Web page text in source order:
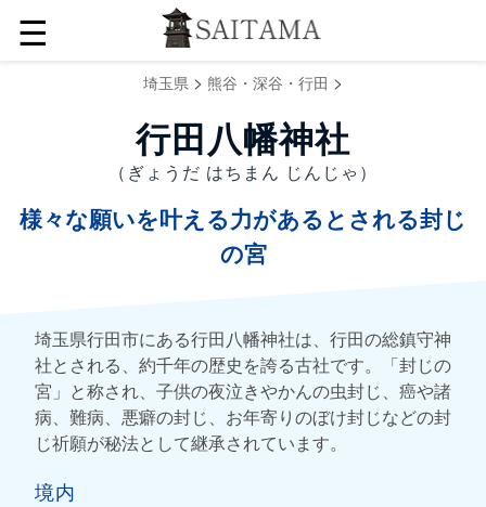
☰
埼玉県 > 熊谷・深谷・行田 >
行田八幡神社
（ぎょうだ はちまん じんじゃ）
様々な願いを叶える力があるとされる封じ
の宮
埼玉県行田市にある行田八幡神社は、行田の総鎮守神
社とされる、約千年の歴史を誇る古社です。「封じの
宮」と称され、子供の夜泣きやかんの虫封じ、癌や諸
病、難病、悪癖の封じ、お年寄りのぼけ封じなどの封
じ祈願が秘法として継承されています。
境内